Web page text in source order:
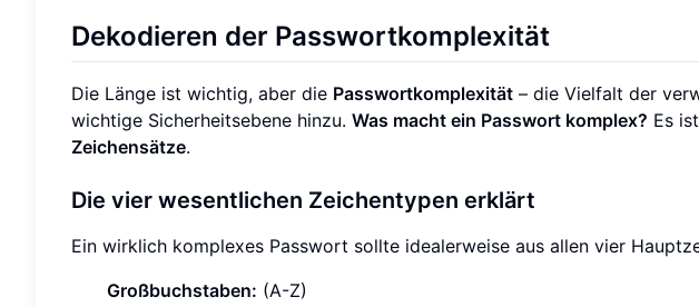
Dekodieren der Passwortkomplexität
Die Länge ist wichtig, aber die Passwortkomplexität – die Vielfalt der
wichtige Sicherheitsebene hinzu. Was macht ein Passwort komplex? Es
Zeichensätze.
Die vier wesentlichen Zeichentypen erklärt
Ein wirklich komplexes Passwort sollte idealerweise aus allen vier
Großbuchstaben: (A-Z)